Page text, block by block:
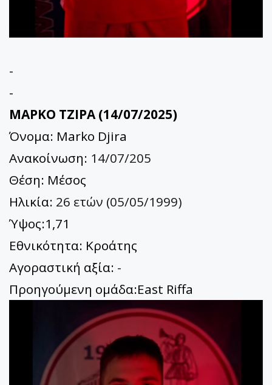
-
-
ΜΑΡΚΟ ΤΖΙΡΑ (14/07/2025)
Όνομα: Marko Djira
Ανακοίνωση: 14/07/205
Θέση: Μέσος
Ηλικία: 26 ετών (05/05/1999)
Ύψος:1,71
Εθνικότητα: Κροάτης
Αγοραστική αξία: -
Προηγούμενη ομάδα:East Riffa